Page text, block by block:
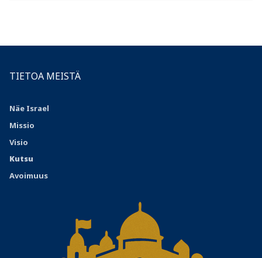
TIETOA MEISTÄ
Näe Israel
Missio
Visio
Kutsu
Avoimuus